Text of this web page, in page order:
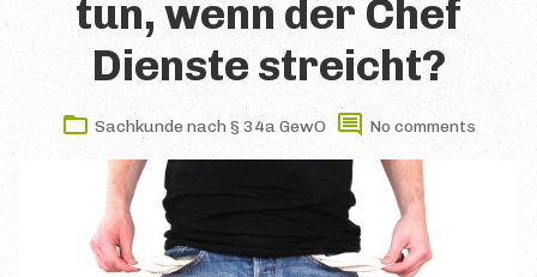
tun, wenn der Chef
Dienste streicht?
Sachkunde nach § 34a GewO No comments